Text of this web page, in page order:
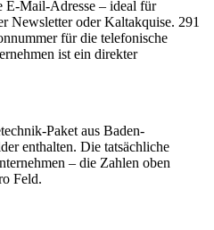
E-Mail-Adresse – ideal für
Newsletter oder Kaltakquise. 291
für die telefonische
ist ein direkter
-Paket aus Baden-
enthalten. Die tatsächliche
– die Zahlen oben
Feld.